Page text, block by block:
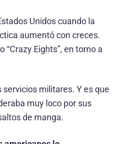
Unidos cuando la
aumentó con creces.
“Crazy Eights”, en torno a
servicios militares. Y es que
muy loco por sus
de manga.